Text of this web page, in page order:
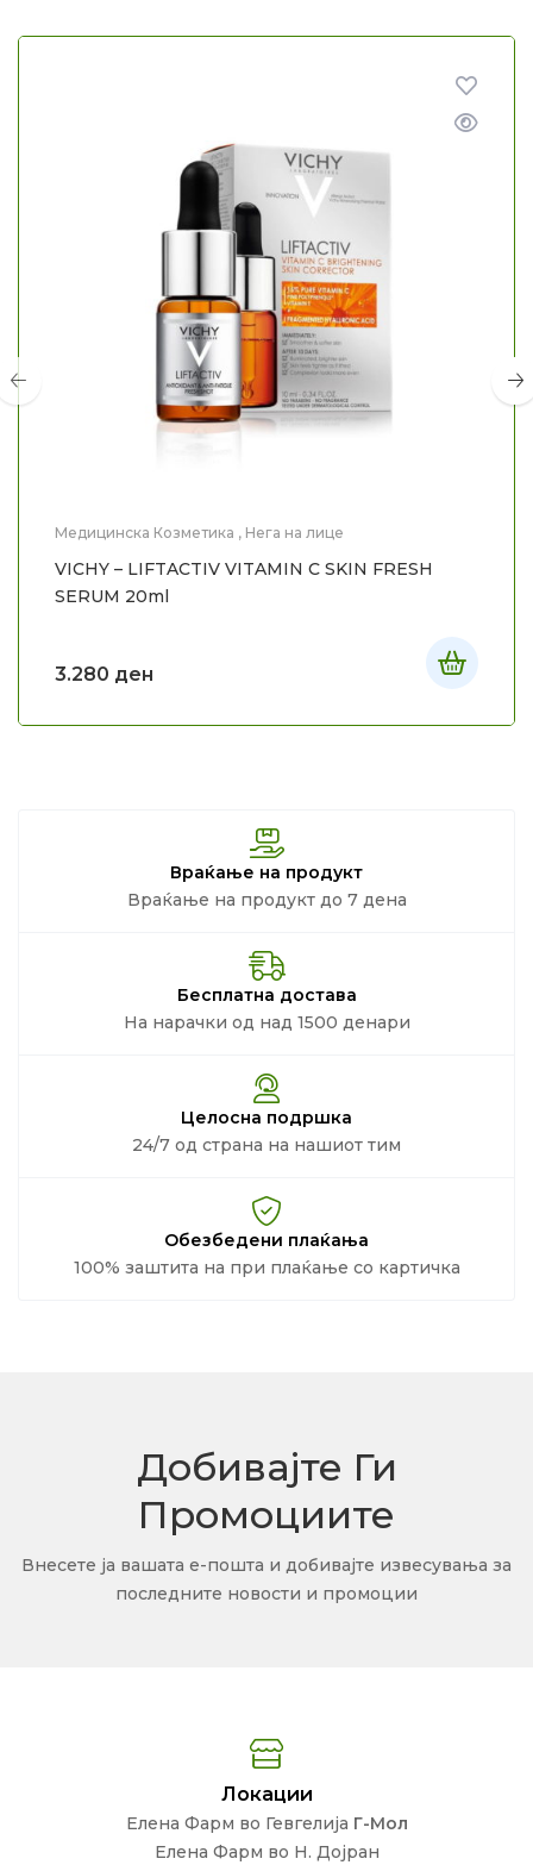
Медицинска Козметика , Нега на лице
VICHY – LIFTACTIV VITAMIN C SKIN FRESH
SERUM 20ml
3.280 ден
Враќање на продукт
Враќање на продукт до 7 дена
Бесплатна достава
На нарачки од над 1500 денари
Целосна подршка
24/7 од страна на нашиот тим
Обезбедени плаќања
100% заштита на при плаќање со картичка
Добивајте Ги
Промоциите
Внесете ја вашата е-пошта и добивајте извесувања за
последните новости и промоции
Локации
Елена Фарм во Гевгелија Г-Мол
Елена Фарм во Н. Дојран